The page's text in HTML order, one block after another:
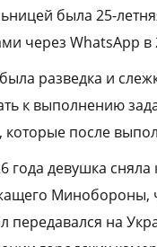
была 25-
через WhatsApp в
разведка и
к выполнению
после
года девушка
Минобороны,
передавался на